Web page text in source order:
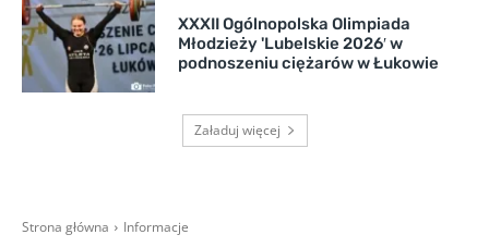
XXXII Ogólnopolska Olimpiada
Młodzieży 'Lubelskie 2026′ w
podnoszeniu ciężarów w Łukowie
Załaduj więcej